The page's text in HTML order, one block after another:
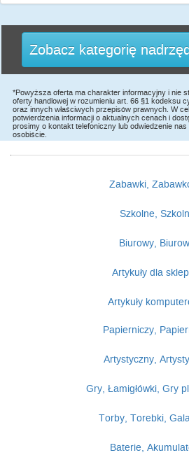
Zobacz kategorię
*Powyższa oferta ma charakter informacyjny i nie
oferty handlowej w rozumieniu art. 66 §1 kodeksu
oraz innych właściwych przepisów prawnych. W
potwierdzenia informacji o aktualnych cenach i
prosimy o kontakt telefoniczny lub odwiedzenie nas
osobiście.
Zabawki,
Szkolne,
Biurowy,
Artykuły dla
Artykuły
Papierniczy,
Artystyczny,
Gry, Łamigłówki, Gry
Torby, Torebki,
Baterie,